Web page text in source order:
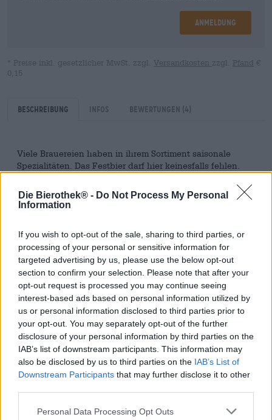
Die Bierothek® - Do Not Process My Personal
Information
If you wish to opt-out of the sale, sharing to third parties, or
processing of your personal or sensitive information for
targeted advertising by us, please use the below opt-out
section to confirm your selection. Please note that after your
opt-out request is processed you may continue seeing
interest-based ads based on personal information utilized by
us or personal information disclosed to third parties prior to
your opt-out. You may separately opt-out of the further
disclosure of your personal information by third parties on the
IAB’s list of downstream participants. This information may
also be disclosed by us to third parties on the IAB’s List of
Downstream Participants that may further disclose it to other
Personal Data Processing Opt Outs
Anmeldung
* Preise inkl. gesetzlicher MwSt. zzgl. Versandkosten zzgl. Pfand €
0,15
Beschreibung Infos Bewertungen (4)
Viele Brauereien haben in ihrem Sortiment saisonale
Spezialitäten. Das Festbier darf hier keinesfalls fehlen.
Brauereien feine, würzige und winterliche Festbiere
heraus, die ihren Kunden die Adventszeit versüßen
Das Riedenburger Festbier wird mit Zutaten aus
ökologischer Landwirtschaft gebraut. Die Rohstoffe in
Bioland-Qualität zeichnen sich durch ihren fabelhaften
Geschmack und ihre gute Verträglichkeit aus. Schadstoffe
und Pestizide werden im Bio-Landbau nicht verwendet.
Das Bier ist ebenso naturbelassen: Unfiltriert und nicht
pasteurisiert fließt das Festbier in einem herrlich wolkigen
Bernsteinton ins Glas und glänzt prächtig kupferfarben.
Ein kleiner, leicht getönter Schaum bekrönt das Bier und
verströmt einen festlichen Duft nach geröstetem Malz,
Honig, karamellisierten Nüssen und weihnachtlichen
Gewürzen. Der Antrunk offenbart einen mittelschweren
Körper mit ausgewogenen Süß- und Bitternoten. Am
cremig, weich und samtig: Sahniges Karamell